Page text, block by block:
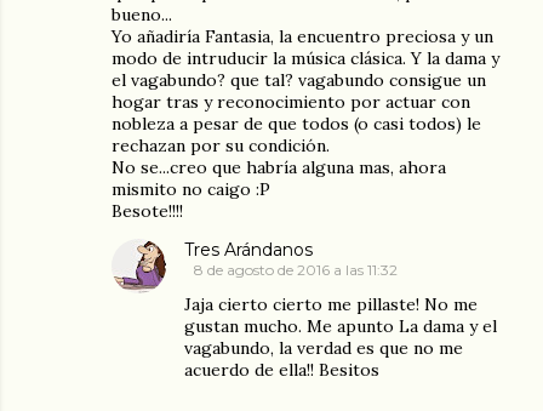
bueno...
Yo añadiría Fantasia, la encuentro preciosa y un
modo de intruducir la música clásica. Y la dama y
el vagabundo? que tal? vagabundo consigue un
hogar tras y reconocimiento por actuar con
nobleza a pesar de que todos (o casi todos) le
rechazan por su condición.
No se...creo que habría alguna mas, ahora
mismito no caigo :P
Besote!!!!
Tres Arándanos
8 de agosto de 2016 a las 11:32
Jaja cierto cierto me pillaste! No me
gustan mucho. Me apunto La dama y el
vagabundo, la verdad es que no me
acuerdo de ella!! Besitos